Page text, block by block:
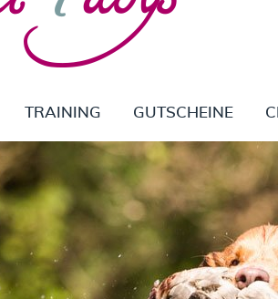
TRAINING GUTSCHEINE